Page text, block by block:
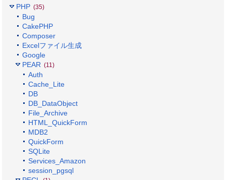
PHP (35)
Bug
CakePHP
Composer
Excelファイル生成
Google
PEAR (11)
Auth
Cache_Lite
DB
DB_DataObject
File_Archive
HTML_QuickForm
MDB2
QuickForm
SQLite
Services_Amazon
session_pgsql